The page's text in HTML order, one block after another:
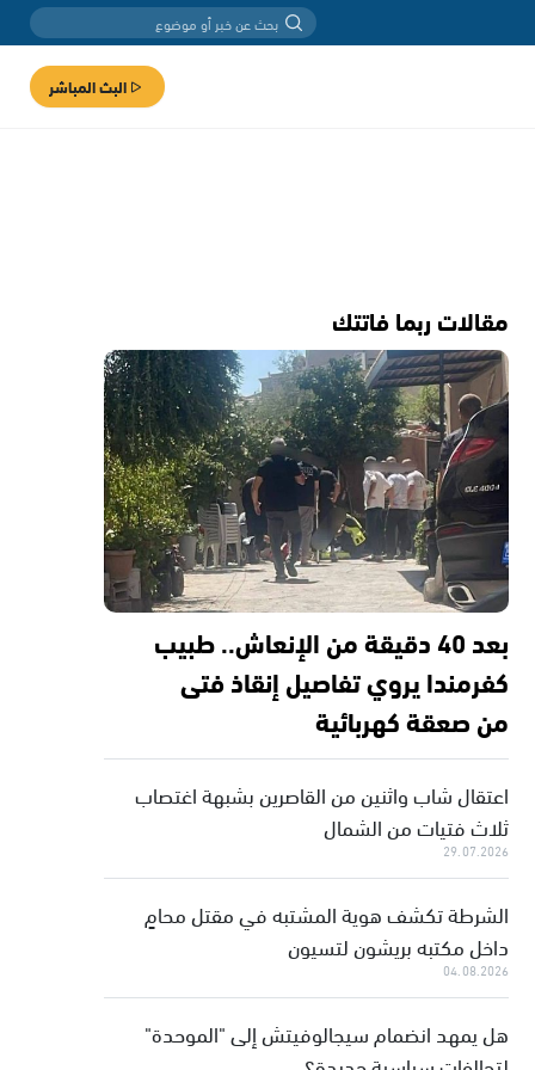
البث المباشر
مقالات ربما فاتتك
بعد 40 دقيقة من الإنعاش.. طبيب
كفرمندا يروي تفاصيل إنقاذ فتى
من صعقة كهربائية
اعتقال شاب واثنين من القاصرين بشبهة اغتصاب
ثلاث فتيات من الشمال
29.07.2026
الشرطة تكشف هوية المشتبه في مقتل محامٍ
داخل مكتبه بريشون لتسيون
04.08.2026
هل يمهد انضمام سيجالوفيتش إلى "الموحدة"